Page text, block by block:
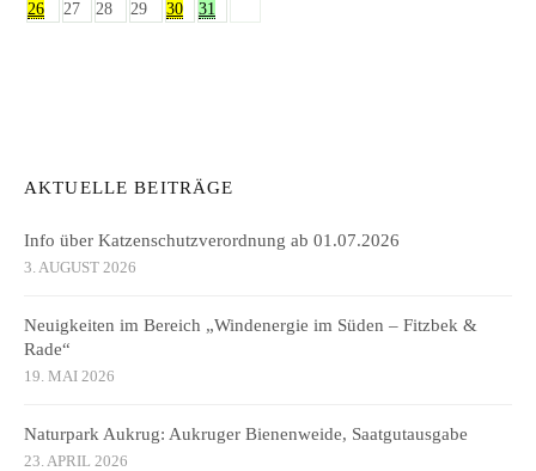
26 27 28 29 30 31
AKTUELLE BEITRÄGE
Info über Katzenschutzverordnung ab 01.07.2026
3. AUGUST 2026
Neuigkeiten im Bereich „Windenergie im Süden – Fitzbek &
Rade“
19. MAI 2026
Naturpark Aukrug: Aukruger Bienenweide, Saatgutausgabe
23. APRIL 2026